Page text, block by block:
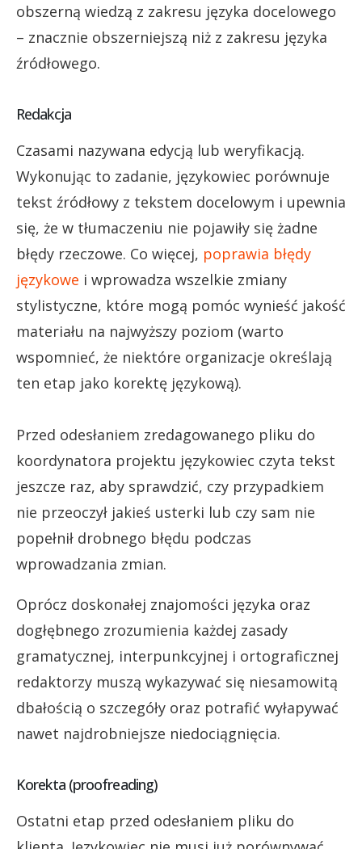
obszerną wiedzą z zakresu języka docelowego
– znacznie obszerniejszą niż z zakresu języka
źródłowego.
Redakcja
Czasami nazywana edycją lub weryfikacją.
Wykonując to zadanie, językowiec porównuje
tekst źródłowy z tekstem docelowym i upewnia
się, że w tłumaczeniu nie pojawiły się żadne
błędy rzeczowe. Co więcej, poprawia błędy
językowe i wprowadza wszelkie zmiany
stylistyczne, które mogą pomóc wynieść jakość
materiału na najwyższy poziom (warto
wspomnieć, że niektóre organizacje określają
ten etap jako korektę językową).
Przed odesłaniem zredagowanego pliku do
koordynatora projektu językowiec czyta tekst
jeszcze raz, aby sprawdzić, czy przypadkiem
nie przeoczył jakieś usterki lub czy sam nie
popełnił drobnego błędu podczas
wprowadzania zmian.
Oprócz doskonałej znajomości języka oraz
dogłębnego zrozumienia każdej zasady
gramatycznej, interpunkcyjnej i ortograficznej
redaktorzy muszą wykazywać się niesamowitą
dbałością o szczegóły oraz potrafić wyłapywać
nawet najdrobniejsze niedociągnięcia.
Korekta (proofreading)
Ostatni etap przed odesłaniem pliku do